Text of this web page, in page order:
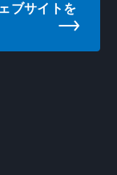
ブサイトを